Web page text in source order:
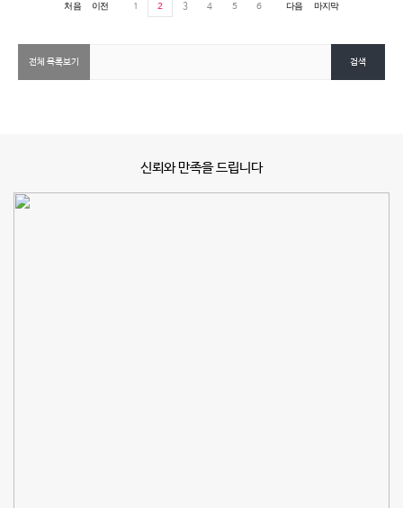
처음 이전 1 2 3 4 5 6 다음 마지막
신뢰와 만족을 드립니다